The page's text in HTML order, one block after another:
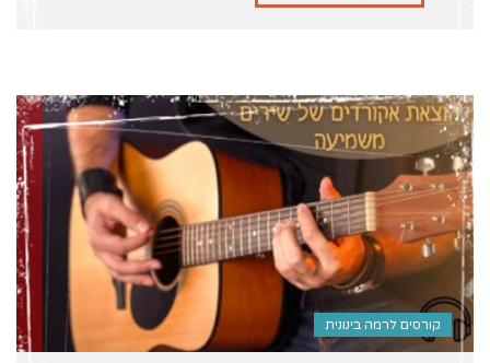
קורסים לרמה בינונית